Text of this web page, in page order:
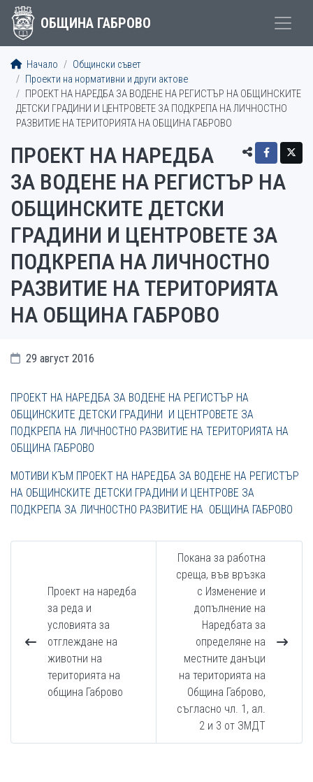
ОБЩИНА ГАБРОВО
Начало
Общински съвет
Проекти на нормативни и други актове
ПРОЕКТ НА НАРЕДБА ЗА ВОДЕНЕ НА РЕГИСТЪР НА ОБЩИНСКИТЕ
ДЕТСКИ ГРАДИНИ И ЦЕНТРОВЕТЕ ЗА ПОДКРЕПА НА ЛИЧНОСТНО
РАЗВИТИЕ НА ТЕРИТОРИЯТА НА ОБЩИНА ГАБРОВО
ПРОЕКТ НА НАРЕДБА
ЗА ВОДЕНЕ НА РЕГИСТЪР НА
ОБЩИНСКИТЕ ДЕТСКИ
ГРАДИНИ И ЦЕНТРОВЕТЕ ЗА
ПОДКРЕПА НА ЛИЧНОСТНО
РАЗВИТИЕ НА ТЕРИТОРИЯТА
НА ОБЩИНА ГАБРОВО
29 август 2016
ПРОЕКТ НА НАРЕДБА ЗА ВОДЕНЕ НА РЕГИСТЪР НА
ОБЩИНСКИТЕ ДЕТСКИ ГРАДИНИ И ЦЕНТРОВЕТЕ ЗА
ПОДКРЕПА НА ЛИЧНОСТНО РАЗВИТИЕ НА ТЕРИТОРИЯТА НА
ОБЩИНА ГАБРОВО
МОТИВИ КЪМ ПРОЕКТ НА НАРЕДБА ЗА ВОДЕНЕ НА РЕГИСТЪР
НА ОБЩИНСКИТЕ ДЕТСКИ ГРАДИНИ И ЦЕНТРОВЕ ЗА
ПОДКРЕПА ЗА ЛИЧНОСТНО РАЗВИТИЕ НА ОБЩИНА ГАБРОВО
Проект на наредба
за реда и
условията за
отглеждане на
животни на
територията на
община Габрово
Покана за работна
среща, във връзка
с Изменение и
допълнение на
Наредбата за
определяне на
местните данъци
на територията на
Община Габрово,
съгласно чл. 1, ал.
2 и 3 от ЗМДТ